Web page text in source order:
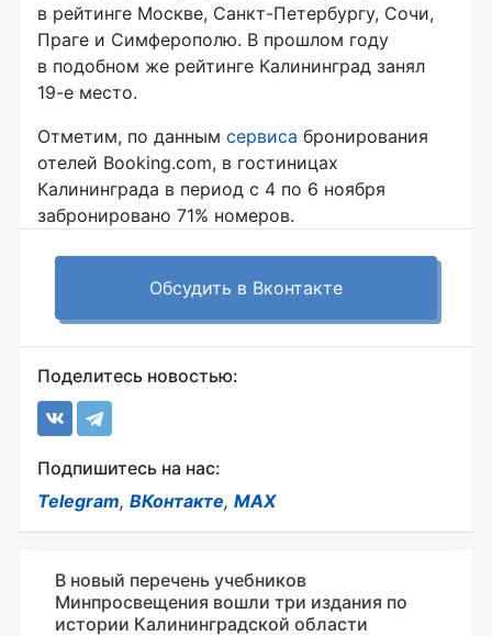
в рейтинге Москве, Санкт-Петербургу, Сочи,
Праге и Симферополю. В прошлом году
в подобном же рейтинге Калининград занял
19-е место.
Отметим, по данным сервиса бронирования
отелей Booking.com, в гостиницах
Калининграда в период с 4 по 6 ноября
забронировано 71% номеров.
Обсудить в Вконтакте
Поделитесь новостью:
Подпишитесь на нас:
Telegram, ВКонтакте, MAX
В новый перечень учебников
Минпросвещения вошли три издания по
истории Калининградской области